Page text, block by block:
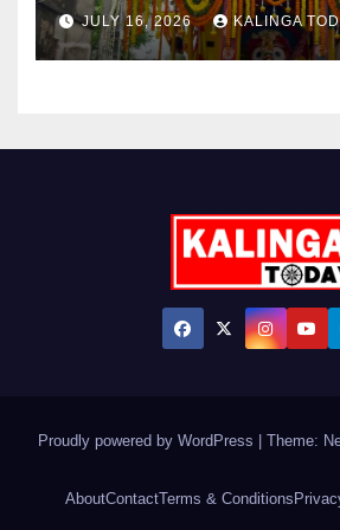
JULY 16, 2026 KALINGA
Proudly powered by WordPress Theme:
AboutContactTerms & Conditions